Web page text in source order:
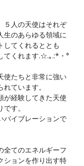
５人の天使はそれぞ
生のあらゆる領域に
してくれるととも
てくれます.☆.｡.:*・°
使たちと非常に強い
ています。
が経験してきた天使
す。
バイブレーションで
全てのエネルギーフ
ションを作り出す特